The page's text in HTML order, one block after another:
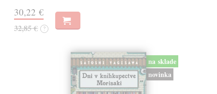
30,22 €
32,85 € ?
na sklade
novinka